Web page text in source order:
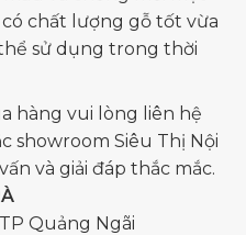
chất lượng gỗ tốt vừa
sử dụng trong thời
hàng vui lòng liên hệ
showroom Siêu Thị Nội
và giải đáp thắc mắc.
Quảng Ngãi